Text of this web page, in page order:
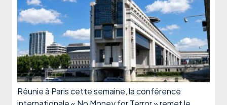
Réunie à Paris cette semaine, la conférence